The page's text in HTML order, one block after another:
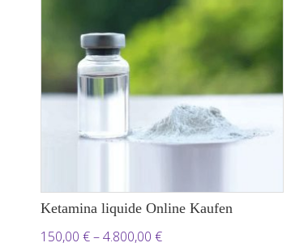
Ketamina liquide Online Kaufen
150,00 €–4.800,00 €Preisspanne: